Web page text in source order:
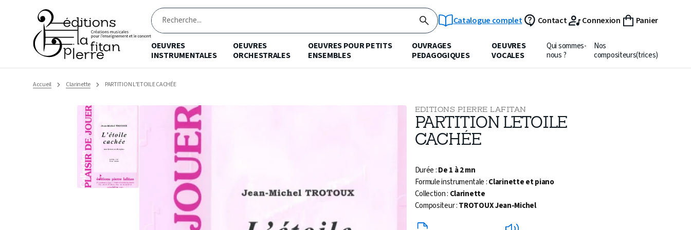
Recherche Catalogue complet Contact Connexion Panier
OEUVRES
INSTRUMENTALES
OEUVRES
ORCHESTRALES
OEUVRES POUR PETITS
ENSEMBLES
OUVRAGES
PEDAGOGIQUES
OEUVRES
VOCALES
Qui sommes-
nous ?
Nos
compositeurs(trices)
Accueil Clarinette PARTITION L’ETOILE CACHÉE
EDITIONS PIERRE LAFITAN
PARTITION L’ETOILE
CACHÉE
Durée :De 1 à 2 mn
Formule instrumentale :Clarinette et piano
Collection : Clarinette
Compositeur :TROTOUX Jean-Michel